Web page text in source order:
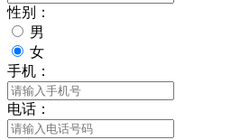
性别：
男
女
手机：
电话：